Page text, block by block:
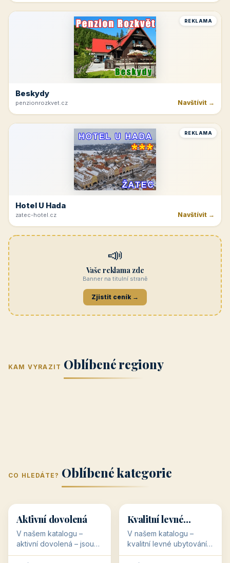
REKLAMA
Beskydy
penzionrozkvet.cz Navštívit →
REKLAMA
Hotel U Hada
zatec-hotel.cz Navštívit →
📣
Vaše reklama zde
Banner na titulní straně
Zjistit ceník →
KAM VYRAZIT Oblíbené regiony
(Jihomoravský
kraj)
kraj)
Zlínský kraj Žilinský
Karlovarský
Střední Čechy
(Středočeský
CO HLEDÁTE? Oblíbené kategorie
🥾 36 objektů
Aktivní dovolená
V našem katalogu –
aktivní dovolená – jsou
pro Vás připraveny
💰
💰
34 objektů
Kvalitní levné
ubytování
V našem katalogu –
kvalitní levné ubytování –
jsou pro Vás připraveny